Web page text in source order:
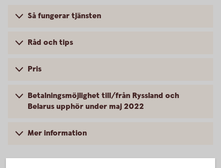
Så fungerar tjänsten
Råd och tips
Pris
Betalningsmöjlighet till/från Ryssland och
Belarus upphör under maj 2022
Mer information